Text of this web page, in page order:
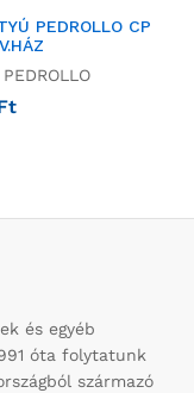
PEDROLLO CP
PEDROLLO
és egyéb
óta folytatunk
származó